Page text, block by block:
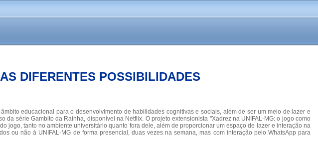
DIFERENTES POSSIBILIDADES
educacional para o desenvolvimento de habilidades cognitivas e sociais, além de ser um meio de lazer e
série Gambito da Rainha, disponível na Netflix. O projeto extensionista "Xadrez na UNIFAL-MG: o jogo como
tanto no ambiente universitário quanto fora dele, além de proporcionar um espaço de lazer e interação na
ou não à UNIFAL-MG de forma presencial, duas vezes na semana, mas com interação pelo WhatsApp para